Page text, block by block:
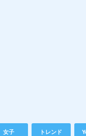
女子 トレンド